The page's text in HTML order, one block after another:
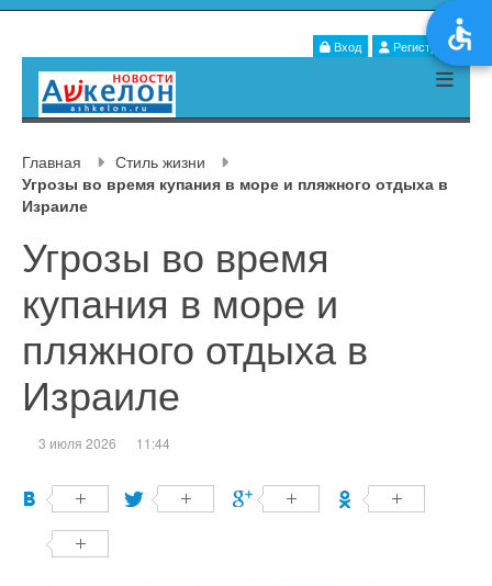
Вход Регистрация
Главная
Стиль жизни
Угрозы во время купания в море и пляжного отдыха в
Израиле
Угрозы во время
купания в море и
пляжного отдыха в
Израиле
3 июля 2026 11:44